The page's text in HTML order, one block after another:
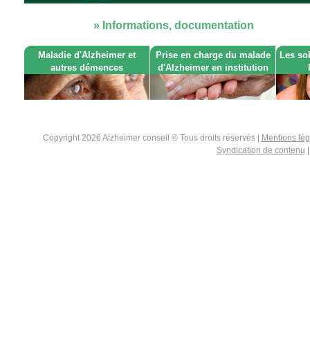
» Informations, documentation
Maladie d'Alzheimer et
autres démences
Prise en charge du malade
d'Alzheimer en institution
Les
Copyright 2026 Alzheimer conseil © Tous droits réservés |
Mentions
Syndication de contenu